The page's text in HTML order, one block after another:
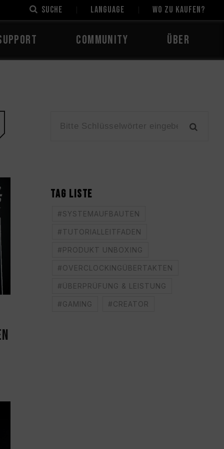
Suche LANGUAGE Wo zu kaufen?
Community Über
TAG LISTE
#SYSTEMAUFBAUTEN
#TUTORIALLEITFADEN
#PRODUKT UNBOXING
#OVERCLOCKINGÜBERTAKTEN
#ÜBERPRÜFUNG & LEISTUNG
#GAMING #CREATOR